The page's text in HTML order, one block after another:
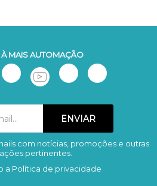
À MAIS AUTOMAÇÃO
Remover
com notícias, promoções e outras
pertinentes.
a Política de privacidade